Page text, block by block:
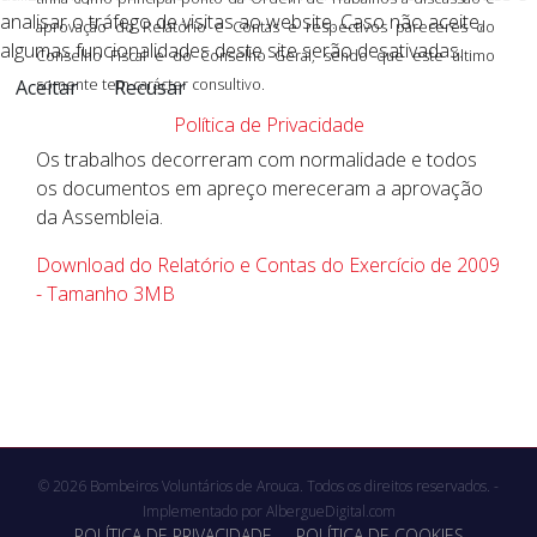
aprovação do Relatório e Contas e respectivos pareceres do
Conselho Fiscal e do Conselho Geral, sendo que este último
somente tem carácter consultivo.
Os trabalhos decorreram com normalidade e todos
os documentos em apreço mereceram a aprovação
da Assembleia.
Download do Relatório e Contas do Exercício de 2009
- Tamanho 3MB
© 2026 Bombeiros Voluntários de Arouca. Todos os direitos reservados. -
Implementado porAlbergueDigital.com
analisar o tráfego de visitas ao website. Caso não aceite,
algumas funcionalidades deste site serão desativadas.
Aceitar
Recusar
Política de Privacidade